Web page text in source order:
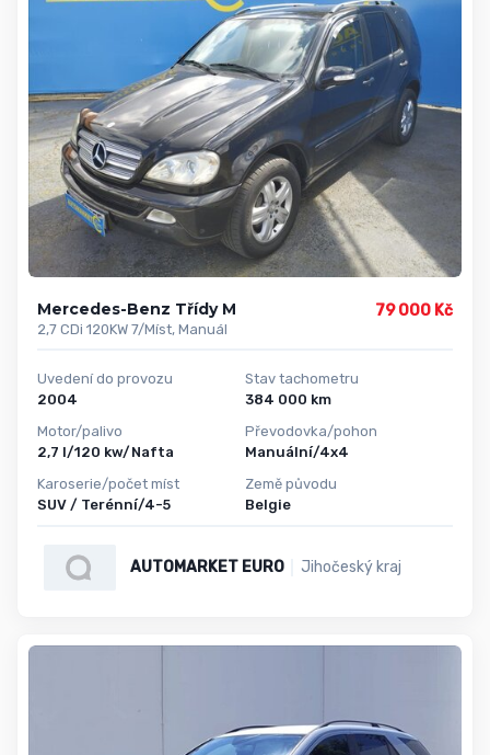
Mercedes-Benz Třídy M
2,7 CDi 120KW 7/Míst, Manuál
79 000 Kč
Uvedení do provozu
2004
Motor/palivo
2,7 l/120 kw/Nafta
Karoserie/počet míst
SUV / Terénní/4-5
Stav tachometru
384 000 km
Převodovka/pohon
Manuální/4x4
Země původu
Belgie
AUTOMARKET EURO Jihočeský kraj